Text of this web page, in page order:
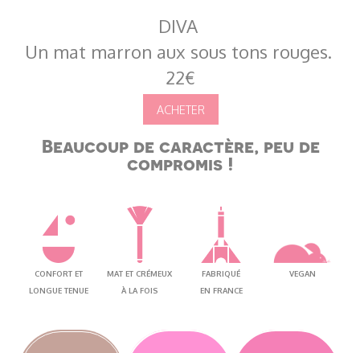
DIVA
Un mat marron aux sous tons rouges.
22€
Beaucoup de caractère, peu de
compromis !
CONFORT ET
LONGUE TENUE
MAT ET CRÉMEUX
À LA FOIS
FABRIQUÉ
EN FRANCE
VEGAN